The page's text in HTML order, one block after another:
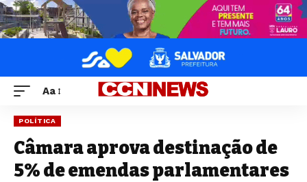
Aa
POLÍTICA
Câmara aprova destinação de
5% de emendas parlamentares